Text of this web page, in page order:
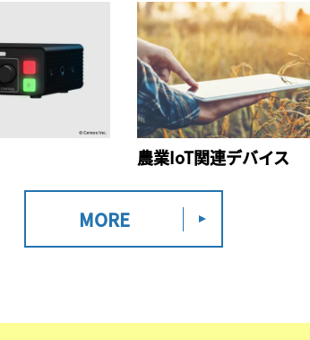
農業IoT関連デバイス
MORE